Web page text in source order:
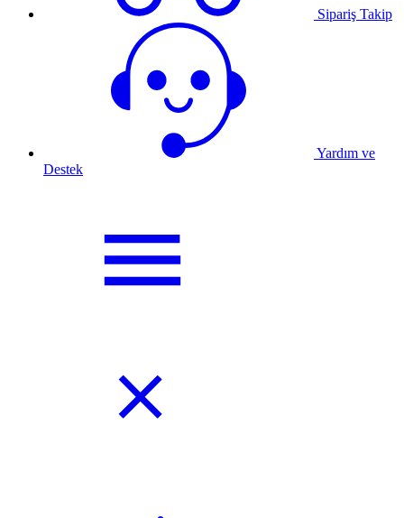
Sipariş Takip
Yardım ve
Destek